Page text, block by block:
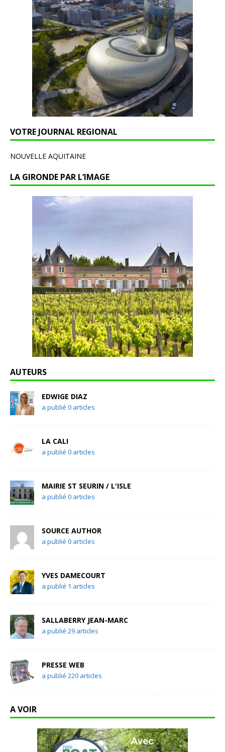
VOTRE JOURNAL REGIONAL
NOUVELLE AQUITAINE
LA GIRONDE PAR L’IMAGE
AUTEURS
EDWIGE DIAZ
a publié 0 articles
LA CALI
a publié 0 articles
MAIRIE ST SEURIN / L'ISLE
a publié 0 articles
SOURCE AUTHOR
a publié 0 articles
YVES DAMECOURT
a publié 1 articles
SALLABERRY JEAN-MARC
a publié 29 articles
PRESSE WEB
a publié 220 articles
A VOIR